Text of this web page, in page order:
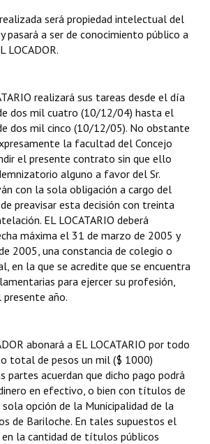
será propiedad intelectual del
pasará a ser de conocimiento público a
LOCADOR.
realizará sus tareas desde el día
dos mil cuatro (10/12/04) hasta el
dos mil cinco (10/12/05). No obstante
la facultad del Concejo
el presente contrato sin que ello
alguno a favor del Sr.
con la sola obligación a cargo del
preavisar esta decisión con treinta
EL LOCATARIO deberá
máxima el 31 de marzo de 2005 y
2005, una constancia de colegio o
en la que se acredite que se encuentra
para ejercer su profesión,
año.
abonará a EL LOCATARIO por todo
total de pesos un mil ($ 1000)
partes acuerdan que dicho pago podrá
en efectivo, o bien con títulos de
sola opción de la Municipalidad de la
de Bariloche. En tales supuestos el
la cantidad de títulos públicos